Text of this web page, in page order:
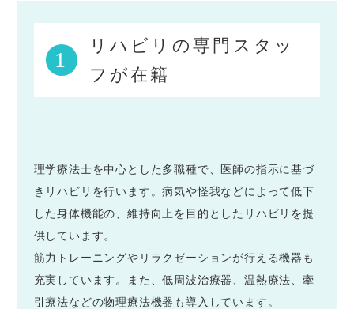
1
リハビリの専門スタッ
フが在籍
理学療法士を中心とした多職種で、医師の指示に基づ
きリハビリを行います。病気や怪我などによって低下
した身体機能の、維持向上を目的としたリハビリを提
供しています。
筋力トレーニングやリラクゼーションが行える機器も
充実しています。また、低周波治療器、温熱療法、牽
引療法などの物理療法機器も導入しています。